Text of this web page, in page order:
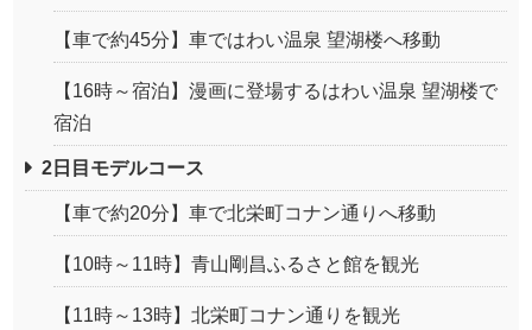
【車で約45分】車ではわい温泉 望湖楼へ移動
【16時～宿泊】漫画に登場するはわい温泉 望湖楼で
宿泊
2日目モデルコース
【車で約20分】車で北栄町コナン通りへ移動
【10時～11時】青山剛昌ふるさと館を観光
【11時～13時】北栄町コナン通りを観光